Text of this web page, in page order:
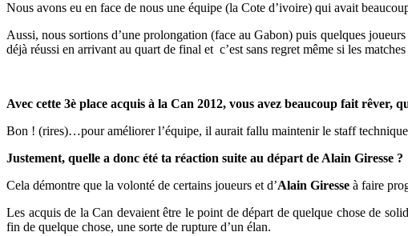
Nous avons eu en face de nous une équipe (la Cote d’ivoire) qui avait
Aussi, nous sortions d’une prolongation (face au Gabon) puis quelques
déjà réussi en arrivant au quart de final et c’est sans regret même si les matches
Avec cette 3è place acquis à la Can 2012, vous avez beaucoup fait
Bon ! (rires)…pour améliorer l’équipe, il aurait fallu maintenir le staff
Justement, quelle a donc été ta réaction suite au départ de Alain Giresse ?
Cela démontre que la volonté de certains joueurs et d’Alain Giresse à faire
Les acquis de la Can devaient être le point de départ de quelque chose de
fin de quelque chose, une sorte de rupture d’un élan.